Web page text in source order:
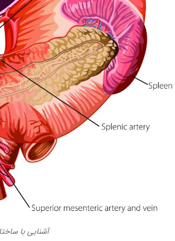
آشنایی با